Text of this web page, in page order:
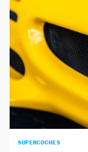
NEWSLETTER
SÍGUENOS
SUPERCOCHES